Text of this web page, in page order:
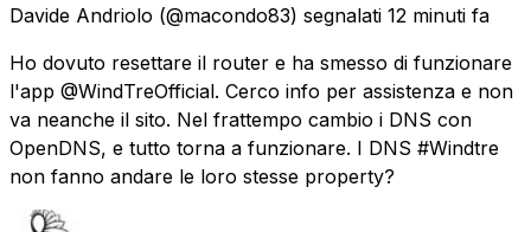
Davide Andriolo (@macondo83) segnalati 12 minuti fa
Ho dovuto resettare il router e ha smesso di funzionare
l'app @WindTreOfficial. Cerco info per assistenza e non
va neanche il sito. Nel frattempo cambio i DNS con
OpenDNS, e tutto torna a funzionare. I DNS #Windtre
non fanno andare le loro stesse property?